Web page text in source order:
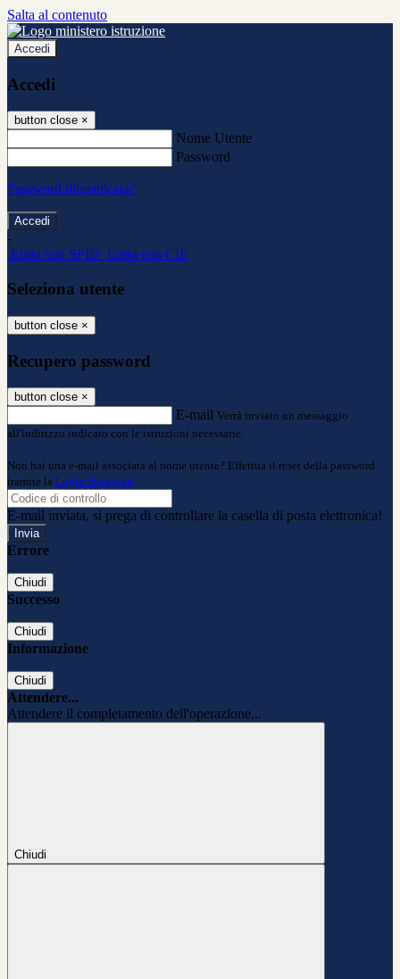
Salta al contenuto
Accedi
Accedi
button close ×
Nome Utente
Password
Password dimenticata?
-
Entra con SPID Entra con CIE
Seleziona utente
button close ×
Recupero password
button close ×
E-mail Verrà inviato un messaggio
all'indirizzo indicato con le istruzioni necessarie.
Non hai una e-mail associata al nome utente? Effettua il reset della password
tramite la Login Spaggiari
E-mail inviata, si prega di controllare la casella di posta elettronica!
Errore
Chiudi
Successo
Chiudi
Informazione
Chiudi
Attendere...
Attendere il completamento dell'operazione...
Chiudi